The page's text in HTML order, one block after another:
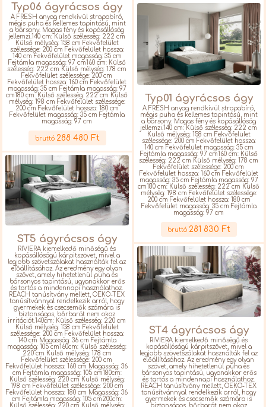
Typ06 ágyrácsos ágy
A FRESH anyag rendkívül strapabíró,
mégis puha és kellemes tapintású, mint
a bársony. Magas fény és kopásállóság
jellemzi.140 cm: Külső szélesség: 222 cm
Külső mélység: 158 cm Fekvőfelület
szélessége: 200 cm Fekvőfelület hossza:
140 cm Fekvőfelület magasság: 35 cm
Fejtámla magasság: 97 cm160 cm: Külső
szélesség: 222 cm Külső mélység: 178 cm
Fekvőfelület szélessége: 200 cm
Fekvőfelület hossza: 160 cm Fekvőfelület
magasság: 35 cm Fejtámla magasság: 97
cm180 cm: Külső szélesség: 222 cm Külső
mélység: 198 cm Fekvőfelület szélessége:
200 cm Fekvőfelület hossza: 180 cm
Fekvőfelület magasság: 35 cm Fejtámla
magasság: 97 cm
Részletek
bruttó 288 480 Ft
Typ01 ágyrácsos ágy
A FRESH anyag rendkívül strapabíró,
mégis puha és kellemes tapintású, mint
a bársony. Magas fény és kopásállóság
jellemzi.140 cm: Külső szélesség: 222 cm
Külső mélység: 158 cm Fekvőfelület
szélessége: 200 cm Fekvőfelület hossza:
140 cm Fekvőfelület magasság: 35 cm
Fejtámla magasság: 97 cm160 cm: Külső
szélesség: 222 cm Külső mélység: 178 cm
Fekvőfelület szélessége: 200 cm
Fekvőfelület hossza: 160 cm Fekvőfelület
magasság: 35 cm Fejtámla magasság: 97
cm180 cm: Külső szélesség: 222 cm Külső
mélység: 198 cm Fekvőfelület szélessége:
200 cm Fekvőfelület hossza: 180 cm
Fekvőfelület magasság: 35 cm Fejtámla
magasság: 97 cm
Részletek
bruttó 281 830 Ft
ST5 ágyrácsos ágy
RIVIERA kiemelkedő minőségű és
kopásállóságú kárpitszövet, mivel a
legjobb szövetszálakat használták fel az
előállításához. Az eredmény egy olyan
szövet, amely hihetetlenül puha és
bársonyos tapintású, ugyanakkor erős
és tartós a mindennapi használathoz.
REACH tanúsítvány mellett, OEKO-TEX
tanúsítvánnyal rendelkezik arról, hogy
gyermekek és csecsemők számára is
biztonságos, bőrbarát nem okoz
irritációt.140cm: Külső szélesség: 220 cm
Külső mélység: 158 cm Fekvőfelület
szélessége: 200 cm Fekvőfelület hossza:
140 cm Magasság: 36 cm Fejtámla
magasság: 105 cm160cm: Külső szélesség:
220 cm Külső mélység: 178 cm
Fekvőfelület szélessége: 200 cm
Fekvőfelület hossza: 160 cm Magasság: 36
cm Fejtámla magasság: 105 cm180cm:
Külső szélesség: 220 cm Külső mélység:
198 cm Fekvőfelület szélessége: 200 cm
Fekvőfelület hossza: 180 cm Magasság: 36
cm Fejtámla magasság: 105 cm200cm:
Külső szélesség: 220 cm Külső mélység:
ST4 ágyrácsos ágy
RIVIERA kiemelkedő minőségű és
kopásállóságú kárpitszövet, mivel a
legjobb szövetszálakat használták fel az
előállításához. Az eredmény egy olyan
szövet, amely hihetetlenül puha és
bársonyos tapintású, ugyanakkor erős
és tartós a mindennapi használathoz.
REACH tanúsítvány mellett, OEKO-TEX
tanúsítvánnyal rendelkezik arról, hogy
gyermekek és csecsemők számára is
biztonságos, bőrbarát nem okoz